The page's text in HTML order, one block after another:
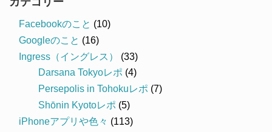
Facebookのこと (10)
Googleのこと (16)
Ingress（イングレス）
(33)
Darsana Tokyoレポ (4)
Persepolis in Tohokuレポ (7)
Shōnin Kyotoレポ (5)
iPhoneアプリや色々 (113)